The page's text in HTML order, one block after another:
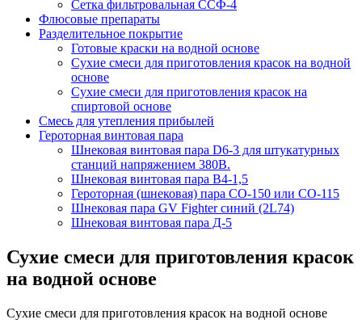
Сетка фильтровальная ССФ-4
Флюсовые препараты
Разделительное покрытие
Готовые краски на водной основе
Сухие смеси для приготовления красок на водной
основе
Сухие смеси для приготовления красок на
спиртовой основе
Смесь для утепления прибылей
Героторная винтовая пара
Шнековая винтовая пара D6-3 для штукатурных
станций напряжением 380В.
Шнековая винтовая пара В4-1,5
Героторная (шнековая) пара СО-150 или СО-115
Шнековая пара GV Fighter синий (2L74)
Шнековая винтовая пара Д-5
Сухие смеси для приготовления красок
на водной основе
Сухие смеси для приготовления красок на водной основе